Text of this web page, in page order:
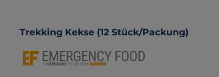
Trekking Kekse (12 Stück/Packung)